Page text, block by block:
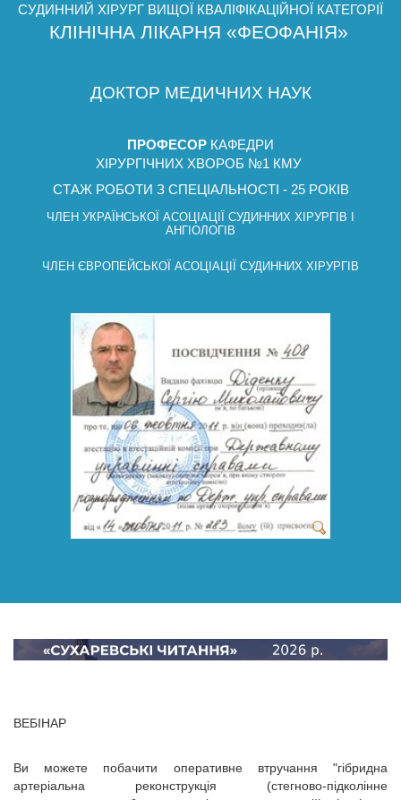
СУДИННИЙ ХІРУРГ ВИЩОЇ КВАЛІФІКАЦІЙНОЇ КАТЕГОРІЇ
КЛІНІЧНА ЛІКАРНЯ «ФЕОФАНІЯ»
ДОКТОР МЕДИЧНИХ НАУК
ПРОФЕСОР КАФЕДРИ
ХІРУРГІЧНИХ ХВОРОБ №1 КМУ
СТАЖ РОБОТИ З СПЕЦІАЛЬНОСТІ - 25 РОКІВ
ЧЛЕН УКРАЇНСЬКОЇ АСОЦІАЦІЇ СУДИННИХ ХІРУРГІВ І
АНГІОЛОГІВ
ЧЛЕН ЄВРОПЕЙСЬКОЇ АСОЦІАЦІЇ СУДИННИХ ХІРУРГІВ
ВЕБІНАР
Ви можете побачити оперативне втручання "гібридна
артеріальна реконструкція (стегново-підколінне